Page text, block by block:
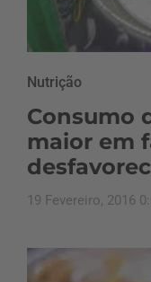
Nutrição
Consumo
maior em
19 Fevereiro, 2016